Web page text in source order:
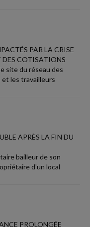
PAR LA CRISE
DES COTISATIONS
site du réseau des
et les travailleurs
APRÈS LA FIN DU
bailleur de son
d'un local
PROLONGÉE